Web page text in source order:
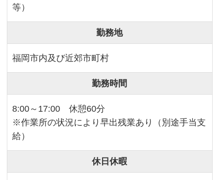
等）
勤務地
福岡市内及び近郊市町村
勤務時間
8:00～17:00 休憩60分
※作業所の状況により早出残業あり（別途手当支
給）
休日休暇